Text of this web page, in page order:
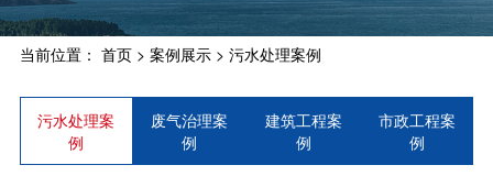
当前位置： 首页> 案例展示> 污水处理案例
污水处理案
例
废气治理案
例
建筑工程案
例
市政工程案
例